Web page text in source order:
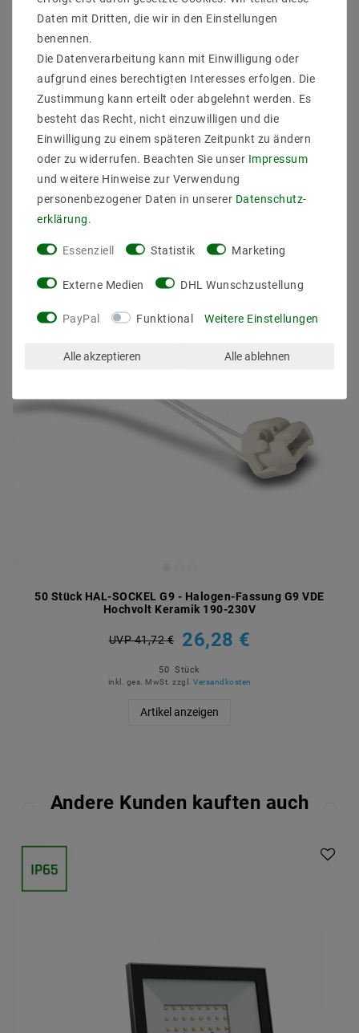
Lieferumfang 50 Stück Hochvolt Kreamik
ZULETZT ANGESEHEN
50 Stück HAL-SOCKEL G9 - Halogen-Fassung G9 VDE
Hochvolt Keramik 190-230V
UVP 41,72 € 26,28 €
50 Stück
inkl. ges. MwSt. zzgl. Versandkosten
Artikel anzeigen
Andere Kunden kauften auch
Daten mit Dritten, die wir in den Einstellungen
benennen.
Die Datenverarbeitung kann mit Einwilligung oder
aufgrund eines berechtigten Interesses erfolgen. Die
Zustimmung kann erteilt oder abgelehnt werden. Es
besteht das Recht, nicht einzuwilligen und die
Einwilligung zu einem späteren Zeitpunkt zu ändern
oder zu widerrufen. Beachten Sie unser Impressum
und weitere Hinweise zur Verwendung
personenbezogener Daten in unserer Daten­schutz­
erklärung.
Essenziell Statistik Marketing
Externe Medien DHL Wunschzustellung
PayPal Funktional Weitere Einstellungen
Alle akzeptieren Alle ablehnen